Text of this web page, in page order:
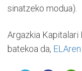
sinatzeko modua).
Argazkia Kapitalari
batekoa da,